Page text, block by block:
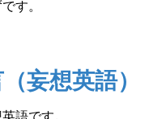
す。
妄想英語）